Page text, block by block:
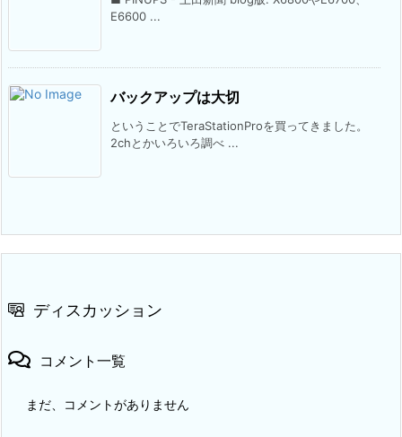
E6600 ...
バックアップは大切
ということでTeraStationProを買ってきました。
2chとかいろいろ調べ ...
ディスカッション
コメント一覧
まだ、コメントがありません